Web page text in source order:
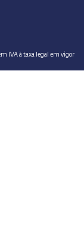
IVA à taxa legal em vigor